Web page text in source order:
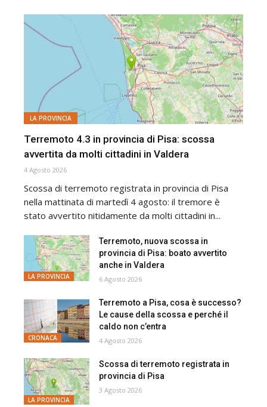
LA PROVINCIA
Terremoto 4.3 in provincia di Pisa: scossa
avvertita da molti cittadini in Valdera
4 Agosto 2026
Scossa di terremoto registrata in provincia di Pisa
nella mattinata di martedì 4 agosto: il tremore è
stato avvertito nitidamente da molti cittadini in...
LA PROVINCIA
Terremoto, nuova scossa in
provincia di Pisa: boato avvertito
anche in Valdera
6 Agosto 2026
CRONACA
Terremoto a Pisa, cosa è successo?
Le cause della scossa e perché il
caldo non c’entra
4 Agosto 2026
LA PROVINCIA
Scossa di terremoto registrata in
provincia di Pisa
3 Agosto 2026